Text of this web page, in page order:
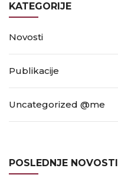
KATEGORIJE
Novosti
Publikacije
Uncategorized @me
POSLEDNJE NOVOSTI